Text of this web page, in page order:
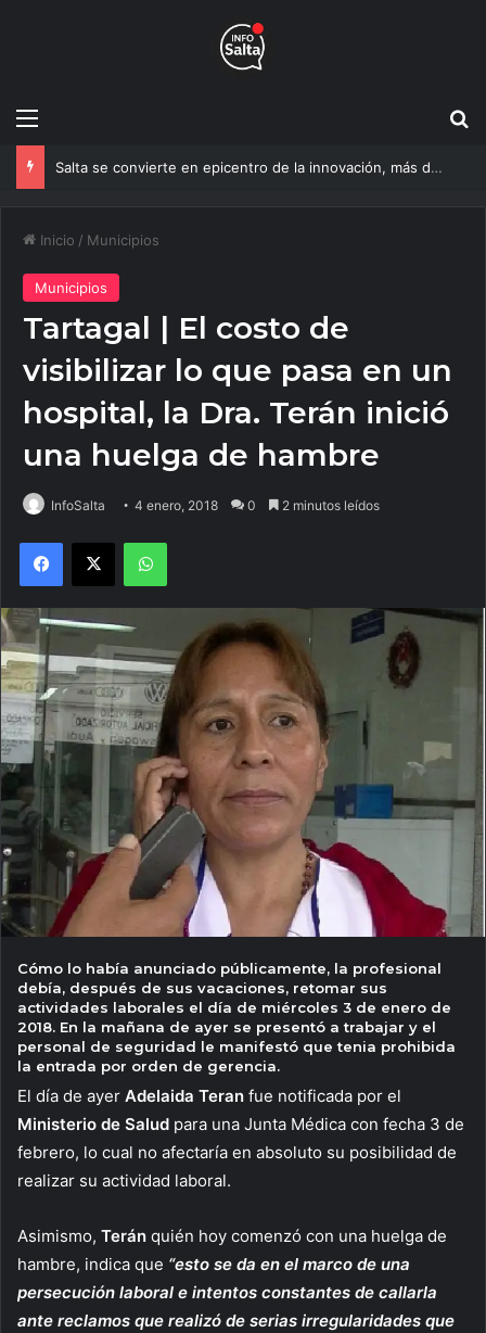
Menú
Salta se convierte en epicentro de la innovación, más de 600 personas ya participan del NOA Innova
Inicio / Municipios
Municipios
Tartagal | El costo de
visibilizar lo que pasa en un
hospital, la Dra. Terán inició
una huelga de hambre
InfoSalta 4 enero, 2018 0 2 minutos leídos
Facebook
X WhatsApp
Cómo lo había anunciado públicamente, la profesional
debía, después de sus vacaciones, retomar sus
actividades laborales el día de miércoles 3 de enero de
2018. En la mañana de ayer se presentó a trabajar y el
personal de seguridad le manifestó que tenia prohibida
la entrada por orden de gerencia.
El día de ayer Adelaida Teran fue notificada por el
Ministerio de Salud para una Junta Médica con fecha 3 de
febrero, lo cual no afectaría en absoluto su posibilidad de
realizar su actividad laboral.
Asimismo, Terán quién hoy comenzó con una huelga de
hambre, indica que “esto se da en el marco de una
persecución laboral e intentos constantes de callarla
ante reclamos que realizó de serias irregularidades que